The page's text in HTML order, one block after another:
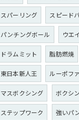
スパーリング スピード
パンチングボール ウエ
ドラムミット 脂肪燃焼
東日本新人王 ルーポフ
マスボクシング ボクシ
ステップワーク 強いパ